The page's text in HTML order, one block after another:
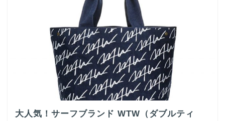
大人気！サーフブランド WTW（ダブルティ